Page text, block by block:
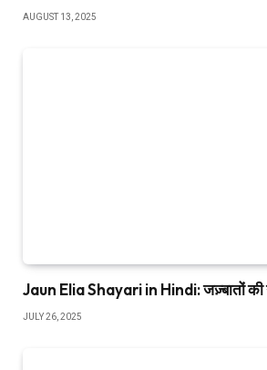
AUGUST 13, 2025
Jaun Elia Shayari in Hindi: जज़्बातों की
JULY 26, 2025